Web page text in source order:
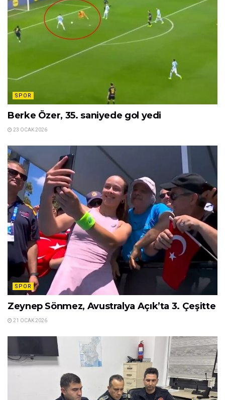
SPOR
Berke Özer, 35. saniyede gol yedi
23 OCAK 2026
SPOR
Zeynep Sönmez, Avustralya Açık’ta 3. Çeşitte
21 OCAK 2026